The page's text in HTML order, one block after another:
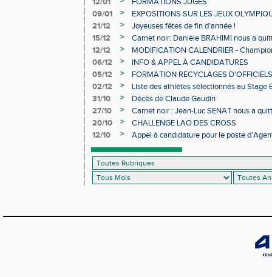
09/01
>
EXPOSITIONS SUR LES JEUX
21/12
>
Joyeuses fêtes de fin d'année !
15/12
>
Carnet noir: Danièle BRAHIMI nous a
12/12
>
MODIFICATION CALENDRIER -
06/12
>
INFO & APPEL À CANDIDATURES
05/12
>
FORMATION RECYCLAGES D'OFFICIELS
02/12
>
Liste des athlètes sélectionnés au Stage
31/10
>
Décès de Claude Gaudin
27/10
>
Carnet noir : Jean-Luc SENAT nous a
20/10
>
CHALLENGE LAO DES CROSS
12/10
>
Appel à candidature pour le poste